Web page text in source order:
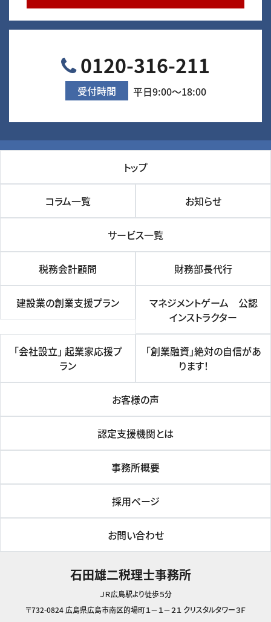
0120-316-211
受付時間 平日9:00～18:00
トップ
コラム一覧 お知らせ
サービス一覧
税務会計顧問 財務部長代行
建設業の創業支援プラン
マネジメントゲーム 公認
インストラクター
「会社設立」 起業家応援プ
ラン
「創業融資」絶対の自信があ
ります！
お客様の声
認定支援機関とは
事務所概要
採用ページ
お問い合わせ
石田雄二税理士事務所
ＪＲ広島駅より徒歩５分
〒732-0824 広島県広島市南区的場町１－１－２１ クリスタルタワー３Ｆ